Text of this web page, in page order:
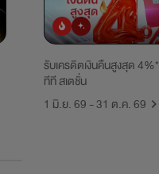
ยอดนิยมมาใหม่
รับเครดิตเงินคืนสูงสุด
ทีที สเตชั่น
1 มิ.ย. 69 - 31 ต.ค. 69